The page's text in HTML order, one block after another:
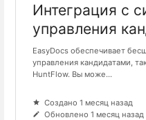
Интеграция с
управления
EasyDocs обеспечивает
управления кандидатами,
HuntFlow. Вы може...
Создано 1 месяц назад
Обновлено 1 месяц назад